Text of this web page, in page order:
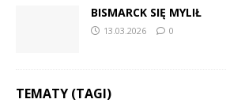
BISMARCK SIĘ MYLIŁ
13.03.2026 0
TEMATY (TAGI)